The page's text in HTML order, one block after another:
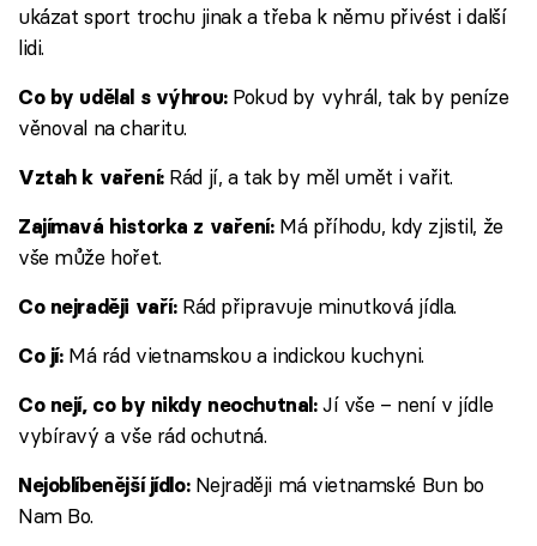
ukázat sport trochu jinak a třeba k němu přivést i další
lidi.
Co by udělal s výhrou:Pokud by vyhrál, tak by peníze
věnoval na charitu.
Vztah k vaření:Rád jí, a tak by měl umět i vařit.
Zajímavá historka z vaření:Má příhodu, kdy zjistil, že
vše může hořet.
Co nejraději vaří:Rád připravuje minutková jídla.
Co jí:Má rád vietnamskou a indickou kuchyni.
Co nejí, co by nikdy neochutnal:Jí vše – není v jídle
vybíravý a vše rád ochutná.
Nejoblíbenější jídlo:Nejraději má vietnamské Bun bo
Nam Bo.